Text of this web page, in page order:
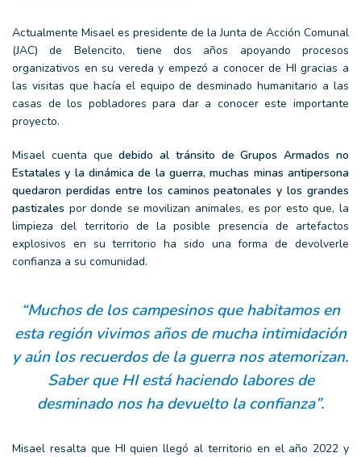
Actualmente Misael es presidente de la Junta de Acción Comunal
(JAC) de Belencito, tiene dos años apoyando procesos
organizativos en su vereda y empezó a conocer de HI gracias a
las visitas que hacía el equipo de desminado humanitario a las
casas de los pobladores para dar a conocer este importante
proyecto.
Misael cuenta quedebido al tránsito de Grupos Armados no
Estatales y la dinámica de la guerra, muchas minas antipersona
quedaron perdidas entre los caminos peatonales y los grandes
pastizales por donde se movilizan animales, es por esto que, la
limpieza del territorio de la posible presencia de artefactos
explosivos en su territorio ha sido una forma de devolverle
confianza a su comunidad.
“Muchos de los campesinos que habitamos en
esta región vivimos años de mucha intimidación
y aún los recuerdos de la guerra nos atemorizan.
Saber que HI está haciendo labores de
desminado nos ha devuelto la confianza”.
Misael resalta que HI quien llegó al territorio en el año 2022 y